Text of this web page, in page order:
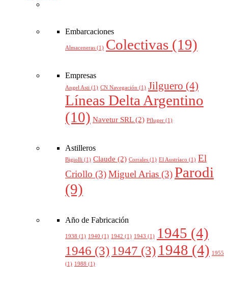
Embarcaciones
Almaceneras (1) Colectivas (19)
Empresas
Angel Asti (1) CN Navegación (1) Jilguero (4)
Líneas Delta Argentino
(10) Navetur SRL(2) Pfluger (1)
Astilleros
Bigiolli (1) Claude (2) Corrales (1) El Austríaco (1) El
Criollo (3)Miguel Arias (3)Parodi
(9)
Año de Fabricación
1938 (1) 1940 (1) 1942 (1) 1943 (1) 1945 (4)
1946 (3) 1947 (3) 1948 (4) 1955
(1) 1988 (1)